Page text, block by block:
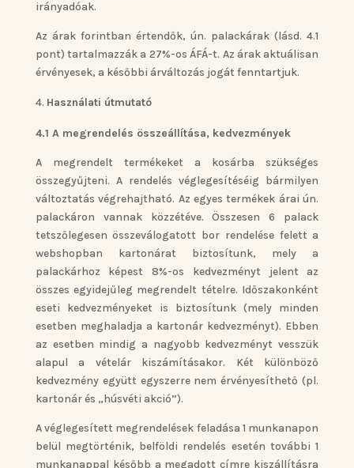
irányadóak.
Az árak forintban értendők, ún. palackárak (lásd. 4.1
pont) tartalmazzák a 27%-os ÁFÁ-t. Az árak aktuálisan
érvényesek, a későbbi árváltozás jogát fenntartjuk.
Használati útmutató
4.1 A megrendelés összeállítása, kedvezmények
A megrendelt termékeket a kosárba szükséges
összegyűjteni. A rendelés véglegesítéséig bármilyen
változtatás végrehajtható. Az egyes termékek árai ún.
palackáron vannak közzétéve. Összesen 6 palack
tetszőlegesen összeválogatott bor rendelése felett a
webshopban kartonárat biztosítunk, mely a
palackárhoz képest 8%-os kedvezményt jelent az
összes egyidejűleg megrendelt tételre. Időszakonként
eseti kedvezményeket is biztosítunk (mely minden
esetben meghaladja a kartonár kedvezményt). Ebben
az esetben mindig a nagyobb kedvezményt vesszük
alapul a vételár kiszámításakor. Két különböző
kedvezmény együtt egyszerre nem érvényesíthető (pl.
kartonár és „húsvéti akció”).
A véglegesített megrendelések feladása 1 munkanapon
belül megtörténik, belföldi rendelés esetén további 1
munkanappal később a megadott címre kiszállításra